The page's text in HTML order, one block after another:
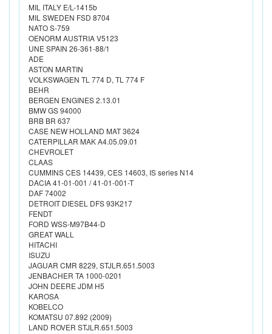
MIL ITALY E/L-1415b
MIL SWEDEN FSD 8704
NATO S-759
OENORM AUSTRIA V5123
UNE SPAIN 26-361-88/1
ADE
ASTON MARTIN
VOLKSWAGEN TL 774 D, TL 774 F
BEHR
BERGEN ENGINES 2.13.01
BMW GS 94000
BRB BR 637
CASE NEW HOLLAND MAT 3624
CATERPILLAR MAK A4.05.09.01
CHEVROLET
CLAAS
CUMMINS CES 14439, CES 14603, IS series N14
DACIA 41-01-001 / 41-01-001-T
DAF 74002
DETROIT DIESEL DFS 93K217
FENDT
FORD WSS-M97B44-D
GREAT WALL
HITACHI
ISUZU
JAGUAR CMR 8229, STJLR.651.5003
JENBACHER TA 1000-0201
JOHN DEERE JDM H5
KAROSA
KOBELCO
KOMATSU 07.892 (2009)
LAND ROVER STJLR.651.5003